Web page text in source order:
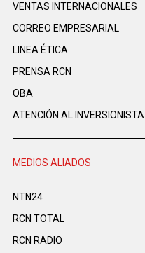
VENTAS INTERNACIONALES
CORREO EMPRESARIAL
LINEA ÉTICA
PRENSA RCN
OBA
ATENCIÓN AL INVERSIONISTA
MEDIOS ALIADOS
NTN24
RCN TOTAL
RCN RADIO